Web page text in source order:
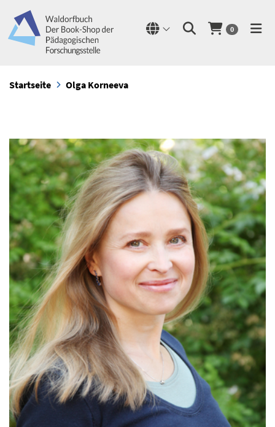
0
Startseite Olga Korneeva